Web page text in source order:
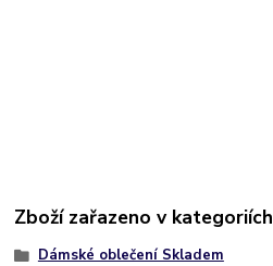
Zboží zařazeno v kategoriích
Dámské oblečení Skladem